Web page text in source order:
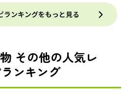
ランキングをもっと見る
その他の人気レ
ンキング